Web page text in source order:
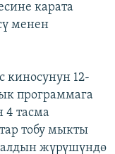
карата
менен
12-
программага
4 тасма
тобу мыкты
жүрүшүндө